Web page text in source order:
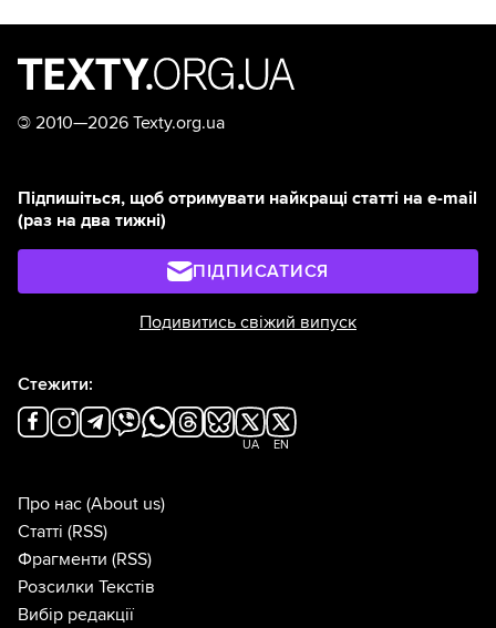
© 2010—2026 Texty.org.ua
Підпишіться, щоб отримувати найкращі статті на e-mail
(раз на два тижні)
ПІДПИСАТИСЯ
Подивитись свіжий випуск
Стежити:
UA EN
Про нас (About us)
Статті (RSS)
Фрагменти (RSS)
Розсилки Текстів
Вибір редакції